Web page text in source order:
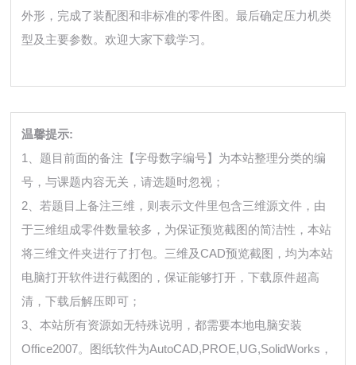
外形，完成了装配图和非标准的零件图。最后确定压力机类
型及主要参数。欢迎大家下载学习。
温馨提示:
1、题目前面的备注【字母数字编号】为本站整理分类的编
号，与课题内容无关，请选题时忽视；
2、若题目上备注三维，则表示文件里包含三维源文件，由
于三维组成零件数量较多，为保证预览截图的简洁性，本站
将三维文件夹进行了打包。三维及CAD预览截图，均为本站
电脑打开软件进行截图的，保证能够打开，下载原件超高
清，下载后解压即可；
3、本站所有资源如无特殊说明，都需要本地电脑安装
Office2007。图纸软件为AutoCAD,PROE,UG,SolidWorks，